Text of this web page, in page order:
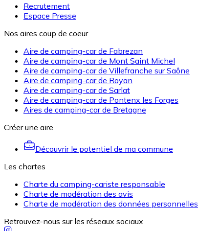
Recrutement
Espace Presse
Nos aires coup de coeur
Aire de camping-car de Fabrezan
Aire de camping-car de Mont Saint Michel
Aire de camping-car de Villefranche sur Saône
Aire de camping-car de Royan
Aire de camping-car de Sarlat
Aire de camping-car de Pontenx les Forges
Aires de camping-car de Bretagne
Créer une aire
Découvrir le potentiel de ma commune
Les chartes
Charte du camping-cariste responsable
Charte de modération des avis
Charte de modération des données personnelles
Retrouvez-nous sur les réseaux sociaux